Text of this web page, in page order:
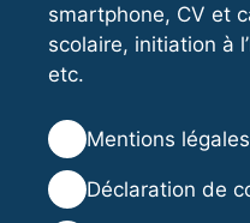
smartphone, CV et
scolaire, initiation à
etc.
Mentions légales
Déclaration de